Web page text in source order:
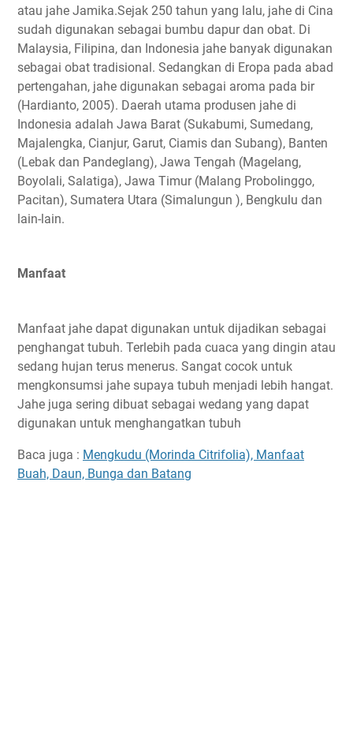
atau jahe Jamika.Sejak 250 tahun yang lalu, jahe di Cina
sudah digunakan sebagai bumbu dapur dan obat. Di
Malaysia, Filipina, dan Indonesia jahe banyak digunakan
sebagai obat tradisional. Sedangkan di Eropa pada abad
pertengahan, jahe digunakan sebagai aroma pada bir
(Hardianto, 2005). Daerah utama produsen jahe di
Indonesia adalah Jawa Barat (Sukabumi, Sumedang,
Majalengka, Cianjur, Garut, Ciamis dan Subang), Banten
(Lebak dan Pandeglang), Jawa Tengah (Magelang,
Boyolali, Salatiga), Jawa Timur (Malang Probolinggo,
Pacitan), Sumatera Utara (Simalungun ), Bengkulu dan
lain-lain.
Manfaat
Manfaat jahe dapat digunakan untuk dijadikan sebagai
penghangat tubuh. Terlebih pada cuaca yang dingin atau
sedang hujan terus menerus. Sangat cocok untuk
mengkonsumsi jahe supaya tubuh menjadi lebih hangat.
Jahe juga sering dibuat sebagai wedang yang dapat
digunakan untuk menghangatkan tubuh
Baca juga : Mengkudu (Morinda Citrifolia), Manfaat
Buah, Daun, Bunga dan Batang